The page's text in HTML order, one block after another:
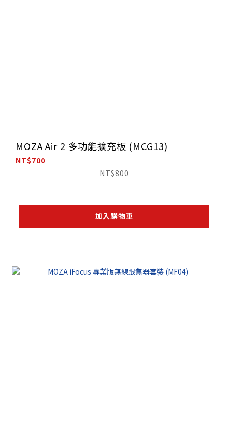
MOZA Air 2 多功能擴充板 (MCG13)
NT$700
NT$800
加入購物車